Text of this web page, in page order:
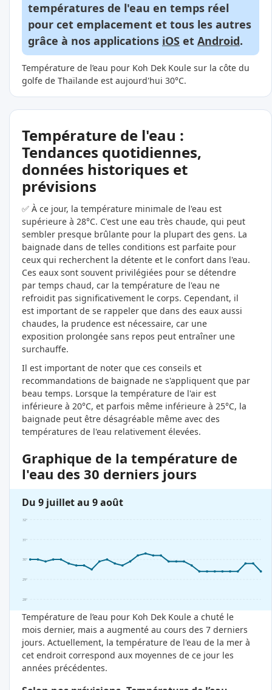
températures de l'eau en temps réel
pour cet emplacement et tous les autres
grâce à nos applications iOS et Android.
Température de l’eau pour Koh Dek Koule sur la côte du
golfe de Thaïlande est aujourd'hui 30°C.
Température de l'eau :
Tendances quotidiennes,
données historiques et
prévisions
✅ À ce jour, la température minimale de l'eau est
supérieure à 28°C. C'est une eau très chaude, qui peut
sembler presque brûlante pour la plupart des gens. La
baignade dans de telles conditions est parfaite pour
ceux qui recherchent la détente et le confort dans l'eau.
Ces eaux sont souvent privilégiées pour se détendre
par temps chaud, car la température de l'eau ne
refroidit pas significativement le corps. Cependant, il
est important de se rappeler que dans des eaux aussi
chaudes, la prudence est nécessaire, car une
exposition prolongée sans repos peut entraîner une
surchauffe.
Il est important de noter que ces conseils et
recommandations de baignade ne s'appliquent que par
beau temps. Lorsque la température de l'air est
inférieure à 20°C, et parfois même inférieure à 25°C, la
baignade peut être désagréable même avec des
températures de l'eau relativement élevées.
Graphique de la température de
l'eau des 30 derniers jours
Du 9 juillet au 9 août
28°
29°
30°
31°
32°
Température de l’eau pour Koh Dek Koule a chuté le
mois dernier, mais a augmenté au cours des 7 derniers
jours. Actuellement, la température de l'eau de la mer à
cet endroit correspond aux moyennes de ce jour les
années précédentes.